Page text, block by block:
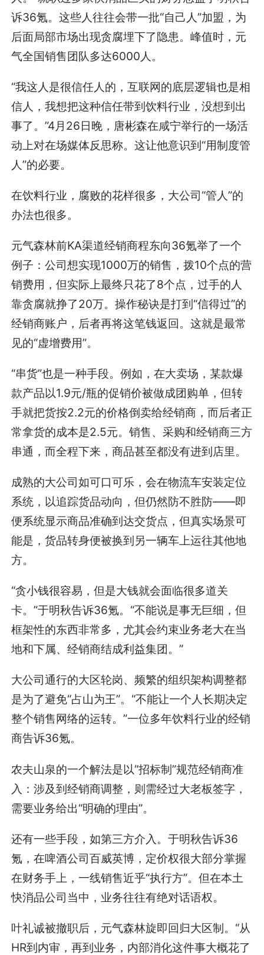
诉36氪。这些人往往会带一批“自己人”加盟，为
后面局部市场出现贪腐埋下了隐患。峰值时，元
气全国销售团队多达6000人。
“我这人是很信任人的，互联网的底层逻辑也是相
信人，我想把这种信任带到饮料行业，没想到出
事了。”4月26日晚，唐彬森在咸宁举行的一场活
动上对在场媒体反思称。这让他意识到“用制度管
人”的必要。
在饮料行业，腐败的花样很多，大公司“管人”的
办法也很多。
元气森林前KA渠道经销商程东向36氪举了一个
例子：公司想实现1000万的销售，拨10个点的营
销费用，但实际上最终只花了8个点，过手的人
靠贪腐就挣了20万。操作秘诀是打到“信得过”的
经销商账户，后者再将这笔钱返回。这就是最常
见的“虚增费用”。
“串货”也是一种手段。例如，在大卖场，某款爆
款产品以1.9元/瓶的促销价被做成团购单，但转
手就把货按2.2元的价格倒卖给经销商，而后者正
常拿货的成本是2.5元。销售、采购和经销商三方
串通，而全程下来，商品甚至都没有进到店里。
成熟的大公司如可口可乐，会在物流车安装定位
系统，以追踪货品动向，但仍然防不胜防——即
便系统显示商品准确到达交货点，但真实场景可
能是，货品转身便被换到另一辆车上运往其他地
方。
“贪小钱很容易，但是大钱就会面临很多道关
卡。”于明秋告诉36氪。“不能说是事无巨细，但
框架性的东西非常多，尤其会约束业务老大在当
地和下属、经销商结成利益集团。”
大公司通行的大区轮岗、频繁的组织架构调整都
是为了避免“占山为王”。“不能让一个人长期决定
整个销售网络的运转。”一位多年饮料行业的经销
商告诉36氪。
农夫山泉的一个解法是以“招标制”规范经销商准
入：涉及到经销商调整，则需经过大老板签字，
需要业务给出“明确的理由”。
还有一些手段，如第三方介入。于明秋告诉36
氪，在啤酒公司百威英博，定价权很大部分掌握
在财务手上，一线销售近乎“执行方”。但在本土
快消品公司当中，业务往往有绝对话语权。
叶礼诚被撤职后，元气森林旋即回归大区制。“从
HR到内审，再到业务，内部消化这件事大概花了